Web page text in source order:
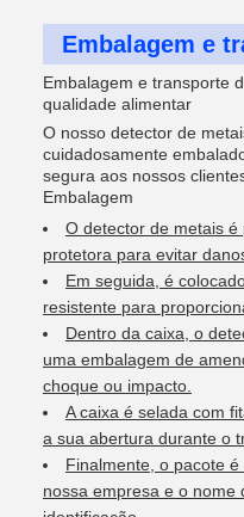
Embalagem e
Embalagem e transporte
qualidade alimentar
O nosso detector de
cuidadosamente
segura aos nossos
Embalagem
O detector de metais
protetora para evitar
Em seguida, é
resistente para
Dentro da caixa, o
uma embalagem de
choque ou impacto.
A caixa é selada com
a sua abertura durante o
Finalmente, o pacote
nossa empresa e o nome